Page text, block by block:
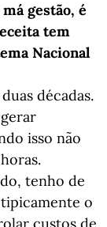
gestão, é
tem
Nacional
décadas.
isso não
tenho de
o